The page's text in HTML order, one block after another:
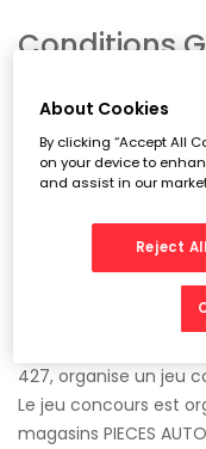
Conditions
cartes
gagner »
Article 1 –
La SASU PIECES
ci-après désignée
siège social est situé
427, organise un jeu
Le jeu concours est
magasins PIECES
About Cookies
By clicking “Accept All
on your device to
and assist in our
Reject All